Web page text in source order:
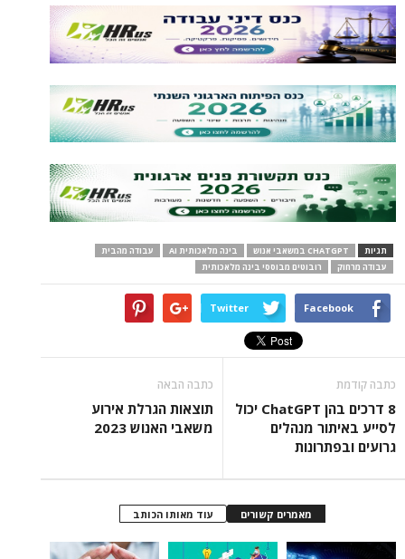
תגיות CHATGPT במשאבי אנוש בינה מלאכותית AI
עבודה מהבית
עבודה מרחוק
רובוטים מבוססי בינה מלאכותית
Facebook
Twitter
כתבה קודמת
8 דרכים בהן ChatGPT יכול
לסייע באיתור מנהלים
גרועים ובפתרונות
כתבה הבאה
תוצאות הגרלת אירוע
משאבי האנוש 2023
מאמרים קשורים עוד מאותו הכותב